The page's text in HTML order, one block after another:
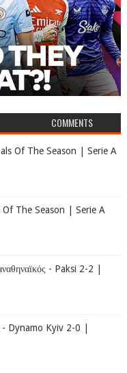
COMMENTS
Of The Season | Serie A
The Season | Serie A
- Paksi 2-2 |
Dynamo Kyiv 2-0 |